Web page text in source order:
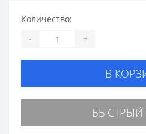
Количество:
- +
В
БЫСТРЫЙ